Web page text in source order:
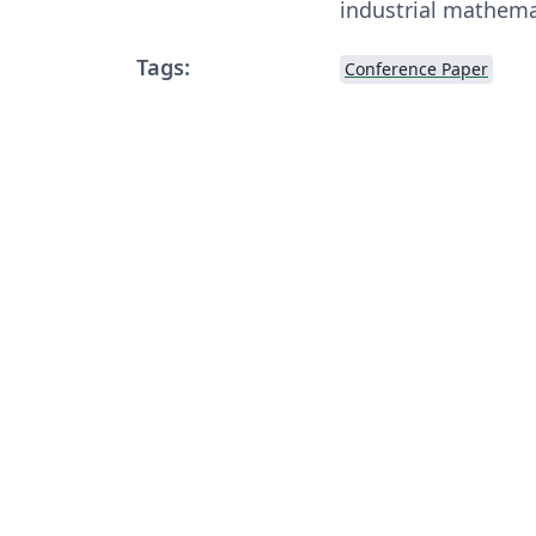
industrial
Tags:
Conference Paper